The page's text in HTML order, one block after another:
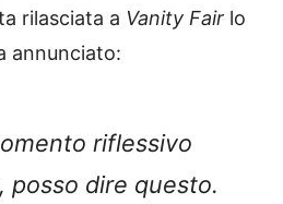
rilasciata a Vanity Fair lo
annunciato:
riflessivo
posso dire questo.